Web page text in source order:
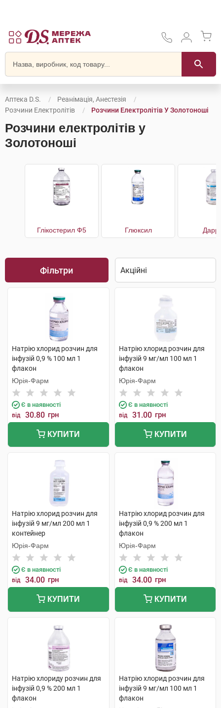
Аптека D.S.
Реанімація, Анестезія
Розчини Електролітів
Розчини Електролітів У Золотоноші
Розчини електролітів у
Золотоноші
Глікостерил Ф5 Глюксил
Фільтри
Натрію хлорид розчин для
інфузій 0,9 % 100 мл 1
флакон
Юрія-Фарм
Є в наявності
від 30.80 грн
КУПИТИ
Натрію хлорид розчин для
інфузій 9 мг/мл 100 мл 1
флакон
Юрія-Фарм
Є в наявності
від 31.00 грн
КУПИТИ
Натрію хлорид розчин для
інфузій 9 мг/мл 200 мл 1
контейнер
Юрія-Фарм
Є в наявності
від 34.00 грн
КУПИТИ
Натрію хлорид розчин для
інфузій 0,9 % 200 мл 1
флакон
Юрія-Фарм
Є в наявності
від 34.00 грн
КУПИТИ
Натрію хлориду розчин для
інфузій 0,9 % 200 мл 1
флакон
Натрію хлорид розчин для
інфузій 9 мг/мл 100 мл 1
флакон